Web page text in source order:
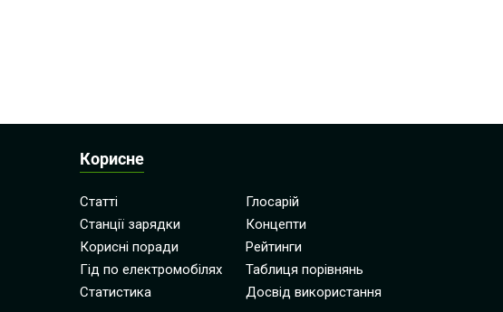
Корисне
Статті
Станції зарядки
Корисні поради
Гід по електромобілях
Статистика
Глосарій
Концепти
Рейтинги
Таблиця порівнянь
Досвід використання